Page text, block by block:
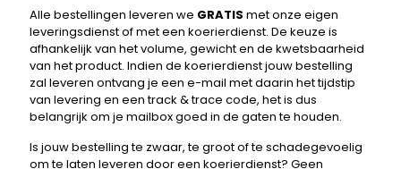
Alle bestellingen leveren we GRATIS met onze eigen
leveringsdienst of met een koerierdienst. De keuze is
afhankelijk van het volume, gewicht en de kwetsbaarheid
van het product. Indien de koerierdienst jouw bestelling
zal leveren ontvang je een e-mail met daarin het tijdstip
van levering en een track & trace code, het is dus
belangrijk om je mailbox goed in de gaten te houden.
Is jouw bestelling te zwaar, te groot of te schadegevoelig
om te laten leveren door een koerierdienst? Geen